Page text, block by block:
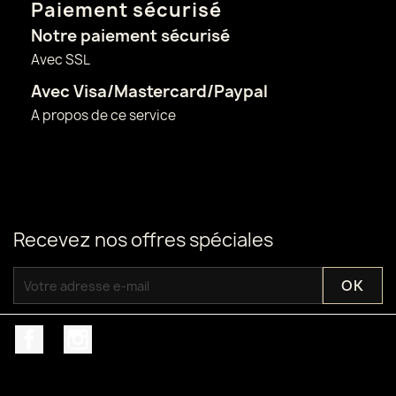
Paiement sécurisé
Notre paiement sécurisé
Avec SSL
Avec Visa/Mastercard/Paypal
A propos de ce service
Recevez nos offres spéciales